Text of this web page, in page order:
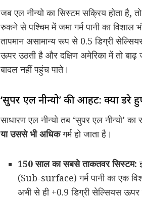
जब एल नीन्यो का सिस्टम सक्रिय होता है,
रुकने से पश्चिम में जमा गर्म पानी का
तापमान असामान्य रूप से 0.5 डिग्री
ऊपर उठती है और दक्षिण अमेरिका में तो
बादल नहीं पहुंच पाते।
‘सुपर एल नीन्यो’ की आहट: क्यों डरे
साधारण एल नीन्यो तब ‘सुपर एल नीन्यो’
या उससे भी अधिकगर्म हो जाता है।
150 साल का सबसे ताकतवर सिस्टम:
(Sub-surface) गर्म पानी का एक
अभी से ही +0.9 डिग्री सेल्सियस